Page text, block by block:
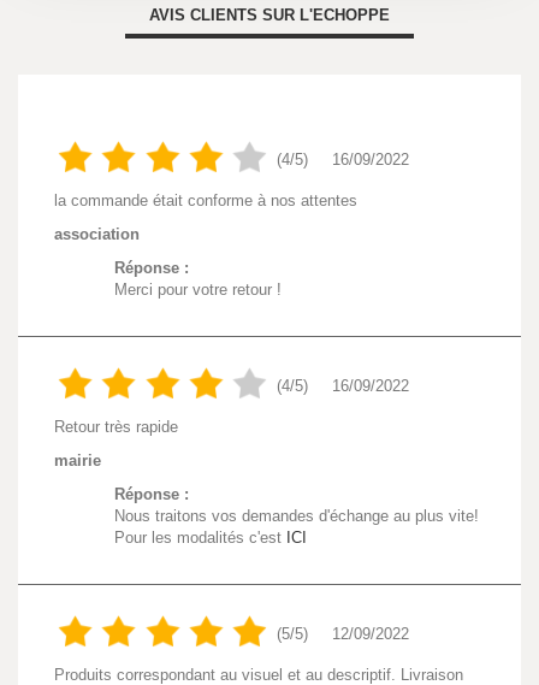
AVIS CLIENTS SUR L'ECHOPPE
(4/5) 16/09/2022
la commande était conforme à nos attentes
association
Réponse :
Merci pour votre retour !
(4/5) 16/09/2022
Retour très rapide
mairie
Réponse :
Nous traitons vos demandes d'échange au plus vite!
Pour les modalités c'est ICI
(5/5) 12/09/2022
Produits correspondant au visuel et au descriptif. Livraison